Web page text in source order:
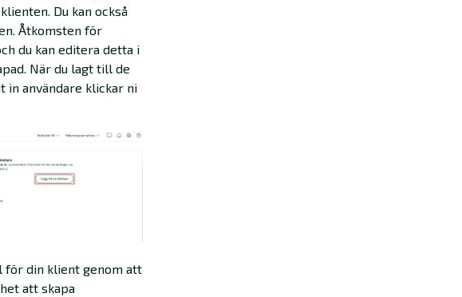
Du kan också
Åtkomsten för
du kan editera detta i
När du lagt till de
in användare klickar ni
för din klient genom att
att skapa